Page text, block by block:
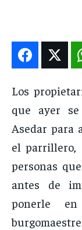
EN
EN
EN VIVO
NOSOTROS
PUATE CON
EN VIVO
NOSOTROS
PUATE CON
Los
que ayer
Asedar para
el parrillero,
personas
antes de
ponerle